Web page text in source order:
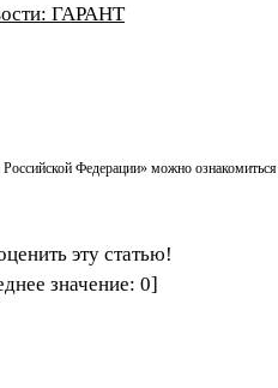
ГАРАНТ
Федерации» можно
эту статью!
значение: 0]